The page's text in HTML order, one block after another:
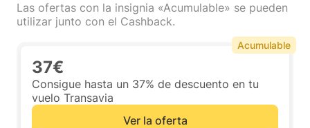
Las ofertas con la insignia «Acumulable» se pueden
utilizar junto con el Cashback.
37€
Consigue hasta un 37% de descuento en tu
vuelo Transavia
Ver la oferta
Acumulable